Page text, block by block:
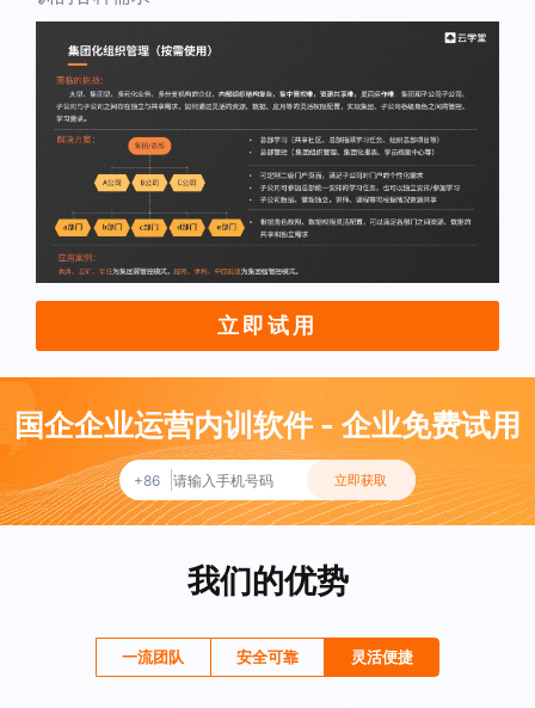
立即试用
国企企业运营内训软件 - 企业免费试用
+86 立即获取
我们的优势
一流团队 安全可靠 灵活便捷